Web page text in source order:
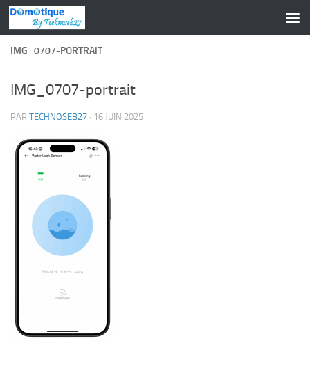
Skip to content
IMG_0707-PORTRAIT
IMG_0707-portrait
PAR TECHNOSEB27 · 16 JUIN 2025